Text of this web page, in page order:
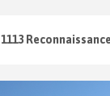
1113